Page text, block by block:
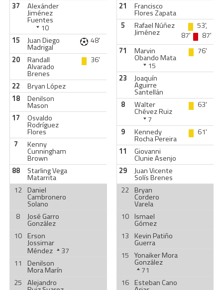
37
Alexánder
Jiménez
Fuentes
10
15
Juan Diego
Madrigal
48'
20
Randall
Alvarado
Brenes
36'
22
Bryan López
18
Denilson
Mason
17
Osvaldo
Rodríguez
Flores
7
Kenny
Cunningham
Brown
88
Starling Vega
Matarrita
12 Daniel
Cambronero
Solano
8
José Garro
González
10 Erson
Jossimar
Méndez
37
11 Denilson
Mora Marín
25 Alejandro
21
Francisco
Flores Zapata
5
Rafael Núñez
Jiménez
53',
87'
87'
71
Marvin
Obando Mata
15
76'
23 Joaquín
Aguirre
Santellán
8
Walter
Chévez Ruiz
7
63'
9 Kennedy
Rocha Pereira
61'
11
Giovanni
Clunie Asenjo
29
Juan Vicente
Solís Brenes
22 Bryan
Cordero
Varela
10 Ismael
Gómez
13 Kevin Patiño
Guerra
15 Yonaiker Mora
González
71
16 Esteban Cano